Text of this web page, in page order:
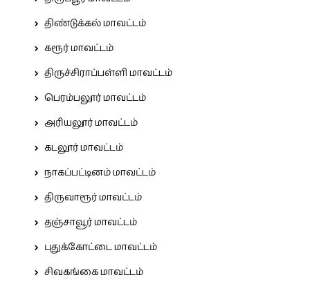
திண்டுக்கல் மாவட்டம்
கரூர் மாவட்டம்
திருச்சிராப்பள்ளி மாவட்டம்
பெரம்பலூர் மாவட்டம்
அரியலூர் மாவட்டம்
கடலூர் மாவட்டம்
நாகப்பட்டினம் மாவட்டம்
திருவாரூர் மாவட்டம்
தஞ்சாவூர் மாவட்டம்
புதுக்கோட்டை மாவட்டம்
சிவகங்கை மாவட்டம்